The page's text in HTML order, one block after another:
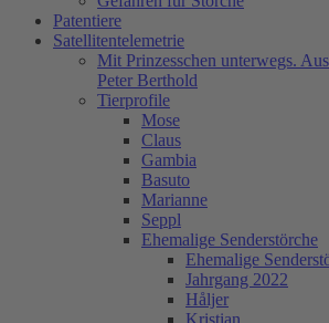
Patentiere
Satellitentelemetrie
Mit Prinzesschen unterwegs.
Peter Berthold
Tierprofile
Mose
Claus
Gambia
Basuto
Marianne
Seppl
Ehemalige Senderstörche
Ehemalige
Jahrgang 2022
Håljer
Kristian